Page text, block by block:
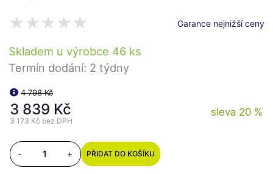
Garance nejnižší ceny
Skladem u výrobce 46 ks
Termín dodání: 2 týdny
sleva 20 %
4 798 Kč
3 839 Kč
3 173 Kč bez DPH
- + PŘIDAT DO KOŠÍKU